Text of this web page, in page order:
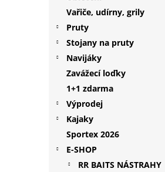
Vařiče, udírny, grily
Pruty
Stojany na pruty
Navijáky
Zavážecí loďky
1+1 zdarma
Výprodej
Kajaky
Sportex 2026
E-SHOP
RR BAITS NÁSTRAHY